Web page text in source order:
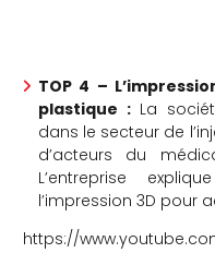
TOP 4 –
plastique : La
dans le secteur de
d’acteurs du
L’entreprise
l’impression 3D pour
https://